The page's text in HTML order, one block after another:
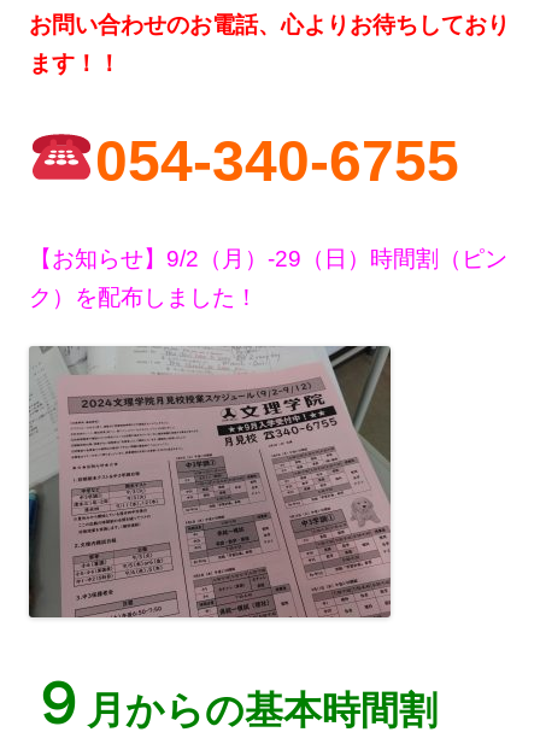
お問い合わせのお電話、心よりお待ちしており
ます！！
054-340-6755
【お知らせ】9/2（月）-29（日）時間割（ピン
ク）を配布しました！
９ 月からの基本時間割